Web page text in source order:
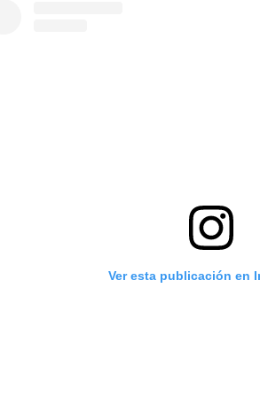
Ver esta publicación en